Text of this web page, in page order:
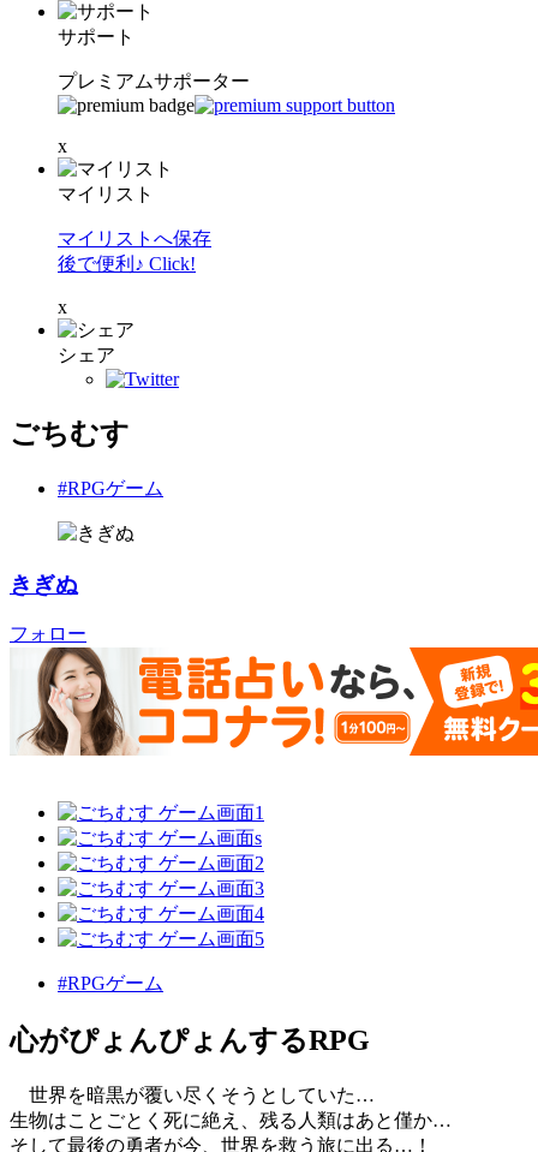
サポート
プレミアムサポーター
x
マイリスト
マイリストへ保存
後で便利♪ Click!
x
シェア
ごちむす
#RPGゲーム
きぎぬ
フォロー
#RPGゲーム
心がぴょんぴょんするRPG
世界を暗黒が覆い尽くそうとしていた…
生物はことごとく死に絶え、残る人類はあと僅か…
そして最後の勇者が今、世界を救う旅に出る…！